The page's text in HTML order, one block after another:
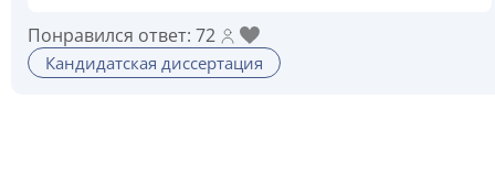
Понравился ответ: 72
Кандидатская диссертация